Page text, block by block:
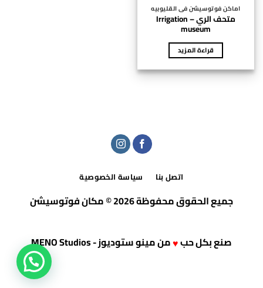
اماكن فوتوسيشن فى القليوبيه
متحف الري – Irrigation
museum
قراءة المزيد
اتصل بنا سياسة الخصوصية
جميع الحقوق محفوظة 2026 © مكان فوتوسيشن
صنع بكل حب♥منمينو ستوديوز - MENO Studios